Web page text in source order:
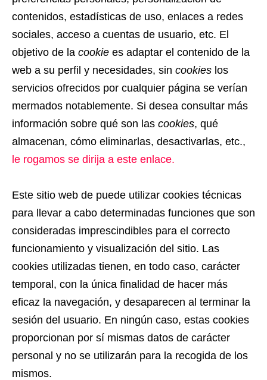
contenidos, estadísticas de uso, enlaces a redes
sociales, acceso a cuentas de usuario, etc. El
objetivo de la cookie es adaptar el contenido de la
web a su perfil y necesidades, sin cookies los
servicios ofrecidos por cualquier página se verían
mermados notablemente. Si desea consultar más
información sobre qué son las cookies, qué
almacenan, cómo eliminarlas, desactivarlas, etc.,
le rogamos se dirija a este enlace.
Este sitio web de puede utilizar cookies técnicas
para llevar a cabo determinadas funciones que son
consideradas imprescindibles para el correcto
funcionamiento y visualización del sitio. Las
cookies utilizadas tienen, en todo caso, carácter
temporal, con la única finalidad de hacer más
eficaz la navegación, y desaparecen al terminar la
sesión del usuario. En ningún caso, estas cookies
proporcionan por sí­ mismas datos de carácter
personal y no se utilizarán para la recogida de los
mismos.